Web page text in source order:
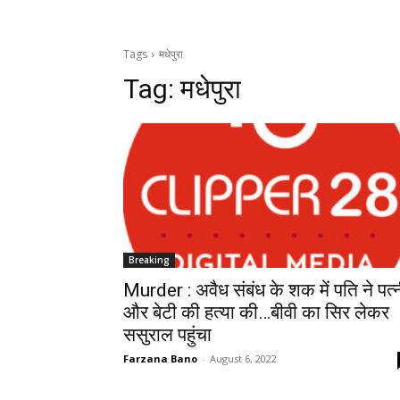
Tags मधेपुरा
Tag:मधेपुरा
Breaking
Murder : अवैध संबंध के शक में पति ने
और बेटी की हत्या की…बीवी का सिर लेकर
ससुराल पहुंचा
Farzana Bano - August 6, 2022